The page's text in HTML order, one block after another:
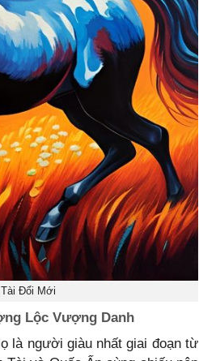
Đổi Mới
Lộc Vượng Danh
là người giàu nhất giai đoạn từ